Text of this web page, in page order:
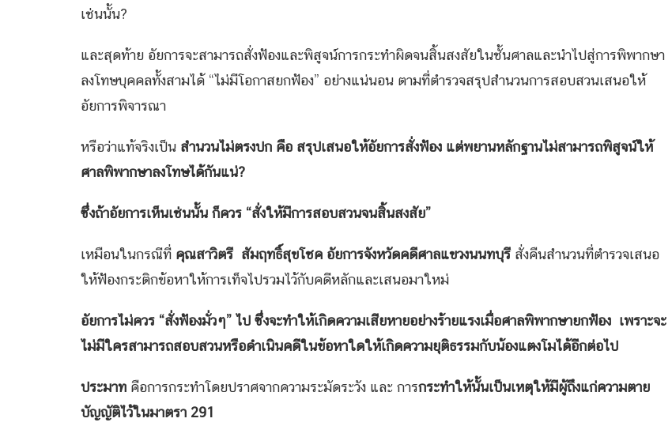
เช่นนั้น?
และสุดท้าย อัยการจะสามารถสั่งฟ้องและพิสูจน์การกระทำผิดจนสิ้นสงสัยในชั้นศาลและนำไปสู่การพิพากษา
ลงโทษบุคคลทั้งสามได้ “ไม่มีโอกาสยกฟ้อง” อย่างแน่นอน ตามที่ตำรวจสรุปสำนวนการสอบสวนเสนอให้
อัยการพิจารณา
หรือว่าแท้จริงเป็น สำนวนไม่ตรงปก คือ สรุปเสนอให้อัยการสั่งฟ้อง แต่พยานหลักฐานไม่สามารถพิสูจน์ให้
ศาลพิพากษาลงโทษได้กันแน่?
ซึ่งถ้าอัยการเห็นเช่นนั้น ก็ควร “สั่งให้มีการสอบสวนจนสิ้นสงสัย”
เหมือนในกรณีที่ คุณสาวิตรี สัมฤทธิ์สุขโชค อัยการจังหวัดคดีศาลแขวงนนทบุรี สั่งคืนสำนวนที่ตำรวจเสนอ
ให้ฟ้องกระติกข้อหาให้การเท็จไปรวมไว้กับคดีหลักและเสนอมาใหม่
อัยการไม่ควร “สั่งฟ้องมั่วๆ” ไป ซึ่งจะทำให้เกิดความเสียหายอย่างร้ายแรงเมื่อศาลพิพากษายกฟ้อง เพราะจะ
ไม่มีใครสามารถสอบสวนหรือดำเนินคดีในข้อหาใดให้เกิดความยุติธรรมกับน้องแตงโมได้อีกต่อไป
ประมาท คือการกระทำโดยปราศจากความระมัดระวัง และ การกระทำให้นั้นเป็นเหตุให้มีผู้ถึงแก่ความตาย
บัญญัติไว้ในมาตรา 291